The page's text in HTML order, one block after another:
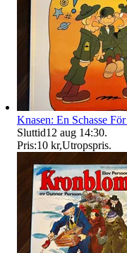
Knasen: En Schasse
Sluttid12 aug 14:30.
Pris:10 kr,Utropspris.